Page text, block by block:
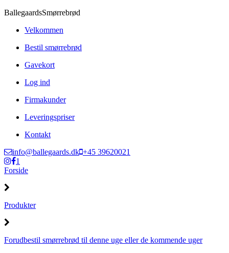
BallegaardsSmørrebrød
Velkommen
Bestil smørrebrød
Gavekort
Log ind
Firmakunder
Leveringspriser
Kontakt
info@ballegaards.dk +45 39620021
1
Forside
Produkter
Forudbestil smørrebrød til denne uge eller de kommende uger